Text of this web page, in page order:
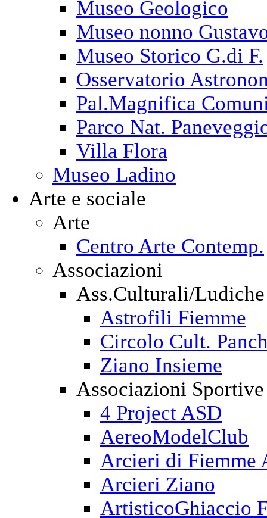
Museo Geologico
Museo nonno
Museo Storico G.di F.
Osservatorio
Pal.Magnifica
Parco Nat.
Villa Flora
Museo Ladino
Arte e sociale
Arte
Centro Arte Contemp.
Associazioni
Ass.Culturali/Ludiche
Astrofili Fiemme
Circolo Cult.
Ziano Insieme
Associazioni Sportive
4 Project ASD
AereoModelClub
Arcieri di Fiemme
Arcieri Ziano
ArtisticoGhiaccio